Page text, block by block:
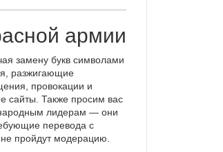
армии
замену букв символами
разжигающие
провокации и
сайты. Также просим вас
лидерам — они
перевода с
не пройдут модерацию.